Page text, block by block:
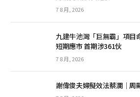
7 8 月, 2026
九建牛池灣「巨無霸」項目
短期應市 首期涉361伙
7 8 月, 2026
謝偉俊夫婦擬效法蔡瀾｜周